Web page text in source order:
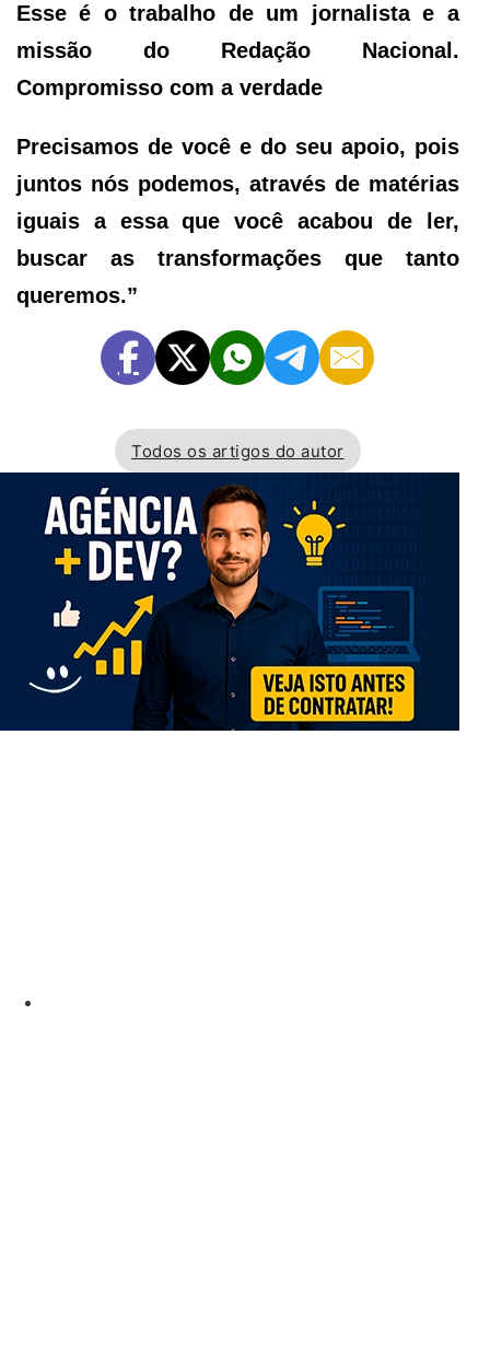
Esse é o trabalho de um jornalista e a
missão do Redação Nacional.
Compromisso com a verdade
Precisamos de você e do seu apoio, pois
juntos nós podemos, através de matérias
iguais a essa que você acabou de ler,
buscar as transformações que tanto
queremos.”
Todos os artigos do autor